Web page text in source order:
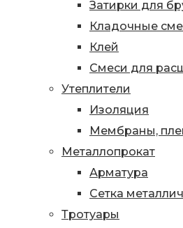
Затирки для
Кладочные
Клей
Смеси для
Утеплители
Изоляция
Мембраны,
Металлопрокат
Арматура
Сетка
Тротуары